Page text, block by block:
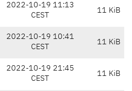
2022-10-19 11:13
CEST
11 KiB
2022-10-19 10:41
CEST
11 KiB
2022-10-19 21:45
CEST
11 KiB